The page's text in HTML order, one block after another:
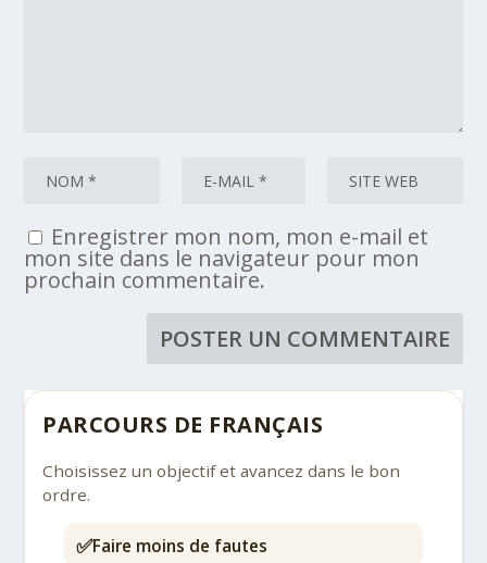
Enregistrer mon nom, mon e-mail et
mon site dans le navigateur pour mon
prochain commentaire.
PARCOURS DE FRANÇAIS
Choisissez un objectif et avancez dans le bon
ordre.
✅Faire moins de fautes